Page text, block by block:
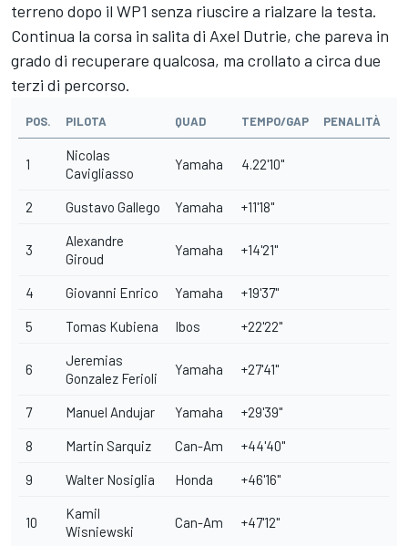
terreno dopo il WP1 senza riuscire a rialzare la testa.
Continua la corsa in salita di Axel Dutrie, che pareva in
grado di recuperare qualcosa, ma crollato a circa due
terzi di percorso.
POS. PILOTA QUAD TEMPO/GAP PENALITÀ
1
Nicolas
Cavigliasso
Yamaha 4.22'10"
2 Gustavo Gallego Yamaha +11'18"
3
Alexandre
Giroud
Yamaha +14'21"
4 Giovanni Enrico Yamaha +19'37"
5 Tomas Kubiena Ibos +22'22"
6
Jeremias
Gonzalez Ferioli
Yamaha +27'41"
7 Manuel Andujar Yamaha +29'39"
8 Martin Sarquiz Can-Am +44'40"
9 Walter Nosiglia Honda +46'16"
10
Kamil
Wisniewski
Can-Am +47'12"